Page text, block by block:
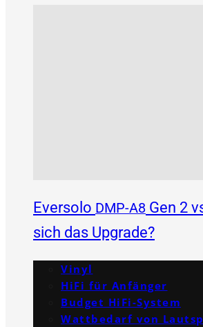
Eversolo DMP-A8 Gen 2
sich das Upgrade?
Vinyl
HiFi für Anfänger
Budget HiFi-System
Wattbedarf von